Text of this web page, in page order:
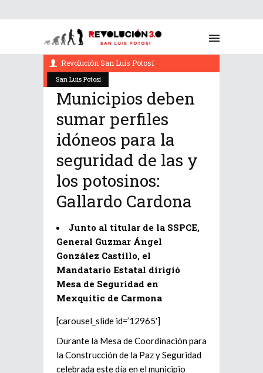
San Luis Potosí
octubre 25, 2022
Revolución San Luis Potosí
Municipios deben
sumar perfiles
idóneos para la
seguridad de las y
los potosinos:
Gallardo Cardona
Junto al titular de la SSPCE,
General Guzmar Ángel
González Castillo, el
Mandatario Estatal dirigió
Mesa de Seguridad en
Mexquitic de Carmona
[carousel_slide id=’12965′]
Durante la Mesa de Coordinación para
la Construcción de la Paz y Seguridad
celebrada este día en el municipio